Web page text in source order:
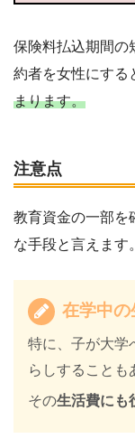
保険料払込期間の
約者を女性にする
まります。
注意点
教育資金の一部を
な手段と言えます。
在学中
特に、子が大学
らしすることも
その生活費にも